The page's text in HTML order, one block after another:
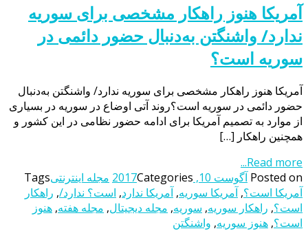
آمریکا هنوز راهکار مشخصی برای سوریه
ندارد/ واشنگتن به‌دنبال حضور دائمی در
سوریه است؟
آمریکا هنوز راهکار مشخصی برای سوریه ندارد/ واشنگتن به‌دنبال
حضور دائمی در سوریه است؟روند آتی اوضاع در سوریه در بسیاری
از موارد به تصمیم آمریکا برای ادامه حضور نظامی در این کشور و
همچنین راهکار […]
Read more...
Posted on آگوست 10, 2017 Categories مجله اینترنتیTags
آمریکا است؟,آمریکا سوریه,آمریکا ندارد, است؟ ندارد/, راهکار
است؟, راهکار سوریه, سوریه, مجله دیجیتال, مجله هفته, هنوز
است؟, هنوز سوریه, واشنگتن